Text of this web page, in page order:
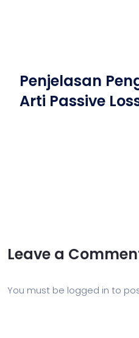
Penjelasan
Arti Passive
Leave a
You must be logged in to